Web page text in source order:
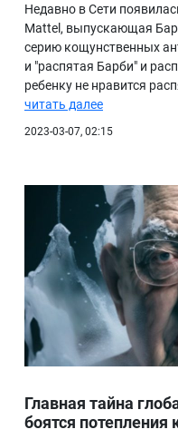
Недавно в Сети
Mattel, выпускающая
серию кощунственных
и "распятая Барби" и
ребенку не нравится
читать далее
2023-03-07, 02:15
Главная тайна
боятся потепления